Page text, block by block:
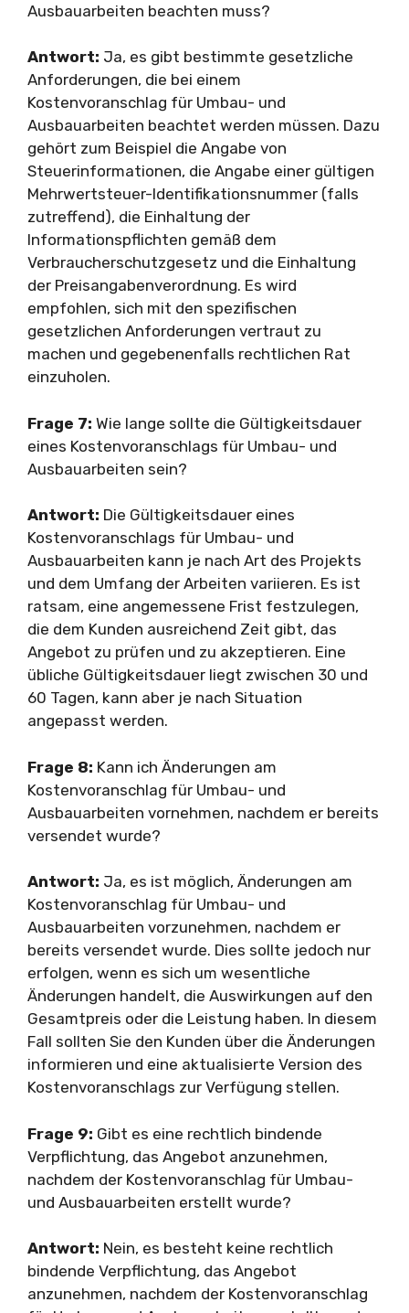
Ausbauarbeiten beachten muss?
Antwort: Ja, es gibt bestimmte gesetzliche
Anforderungen, die bei einem
Kostenvoranschlag für Umbau- und
Ausbauarbeiten beachtet werden müssen. Dazu
gehört zum Beispiel die Angabe von
Steuerinformationen, die Angabe einer gültigen
Mehrwertsteuer-Identifikationsnummer (falls
zutreffend), die Einhaltung der
Informationspflichten gemäß dem
Verbraucherschutzgesetz und die Einhaltung
der Preisangabenverordnung. Es wird
empfohlen, sich mit den spezifischen
gesetzlichen Anforderungen vertraut zu
machen und gegebenenfalls rechtlichen Rat
einzuholen.
Frage 7: Wie lange sollte die Gültigkeitsdauer
eines Kostenvoranschlags für Umbau- und
Ausbauarbeiten sein?
Antwort: Die Gültigkeitsdauer eines
Kostenvoranschlags für Umbau- und
Ausbauarbeiten kann je nach Art des Projekts
und dem Umfang der Arbeiten variieren. Es ist
ratsam, eine angemessene Frist festzulegen,
die dem Kunden ausreichend Zeit gibt, das
Angebot zu prüfen und zu akzeptieren. Eine
übliche Gültigkeitsdauer liegt zwischen 30 und
60 Tagen, kann aber je nach Situation
angepasst werden.
Frage 8: Kann ich Änderungen am
Kostenvoranschlag für Umbau- und
Ausbauarbeiten vornehmen, nachdem er bereits
versendet wurde?
Antwort: Ja, es ist möglich, Änderungen am
Kostenvoranschlag für Umbau- und
Ausbauarbeiten vorzunehmen, nachdem er
bereits versendet wurde. Dies sollte jedoch nur
erfolgen, wenn es sich um wesentliche
Änderungen handelt, die Auswirkungen auf den
Gesamtpreis oder die Leistung haben. In diesem
Fall sollten Sie den Kunden über die Änderungen
informieren und eine aktualisierte Version des
Kostenvoranschlags zur Verfügung stellen.
Frage 9: Gibt es eine rechtlich bindende
Verpflichtung, das Angebot anzunehmen,
nachdem der Kostenvoranschlag für Umbau-
und Ausbauarbeiten erstellt wurde?
Antwort: Nein, es besteht keine rechtlich
bindende Verpflichtung, das Angebot
anzunehmen, nachdem der Kostenvoranschlag